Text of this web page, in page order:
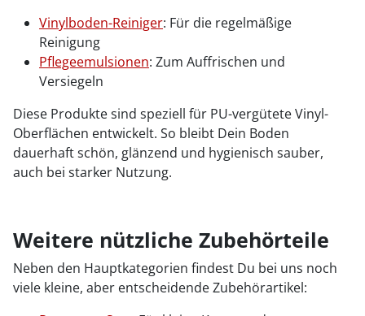
Vinylboden-Reiniger: Für die regelmäßige
Reinigung
Pflegeemulsionen: Zum Auffrischen und
Versiegeln
Diese Produkte sind speziell für PU-vergütete Vinyl-
Oberflächen entwickelt. So bleibt Dein Boden
dauerhaft schön, glänzend und hygienisch sauber,
auch bei starker Nutzung.
Weitere nützliche Zubehörteile
Neben den Hauptkategorien findest Du bei uns noch
viele kleine, aber entscheidende Zubehörartikel: